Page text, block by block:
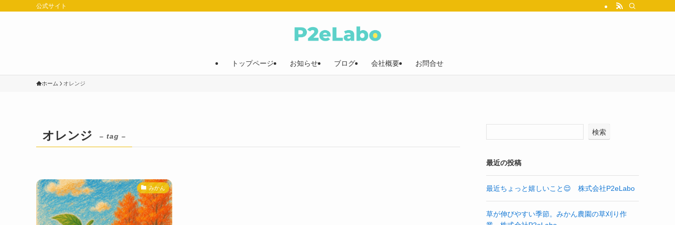
公式サイト
トップページ お知らせ ブログ 会社概要 お問合せ
ホーム オレンジ
オレンジ – tag –
みかん
検索
最近の投稿
最近ちょっと嬉しいこと😌 株式会社P2eLabo
草が伸びやすい季節。みかん農園の草刈り作